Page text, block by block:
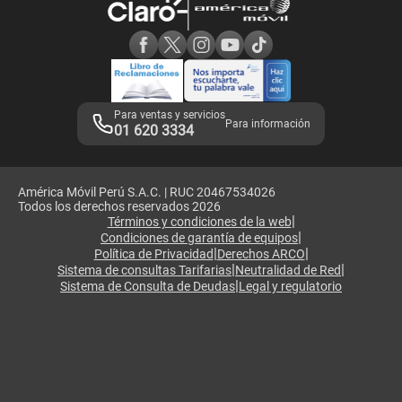
Adquirientes iPhone 6, 6S y SE
Mensaje de Seguridad
Términos y Condiciones de Tienda Claro
Libro de Reclamaciones
Legales de marketplace
Para ventas y servicios
01 620 3334 Para información
América Móvil Perú S.A.C. | RUC 20467534026
Todos los derechos reservados 2026
Términos y condiciones de la web|
Condiciones de garantía de equipos|
Política de Privacidad|Derechos ARCO|
Sistema de consultas Tarifarias|Neutralidad de Red|
Sistema de Consulta de Deudas|Legal y regulatorio